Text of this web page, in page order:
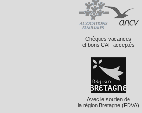
Chèques vacances
et bons CAF acceptés
Avec le soutien de
la région Bretagne (FDVA)